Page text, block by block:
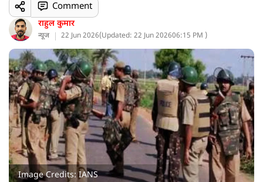
राहुल कुमार
न्यूज 22 Jun 2026(Updated: 22 Jun 202606:15 PM )
Comment
Image Credits: IANS